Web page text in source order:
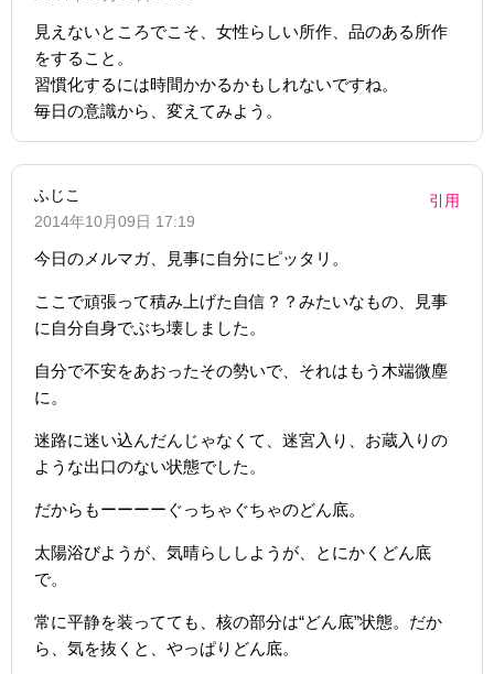
見えないところでこそ、女性らしい所作、品のある所作
をすること。
習慣化するには時間かかるかもしれないですね。
毎日の意識から、変えてみよう。
ふじこ
2014年10月09日 17:19
引用
今日のメルマガ、見事に自分にピッタリ。
ここで頑張って積み上げた自信？？みたいなもの、見事
に自分自身でぶち壊しました。
自分で不安をあおったその勢いで、それはもう木端微塵
に。
迷路に迷い込んだんじゃなくて、迷宮入り、お蔵入りの
ような出口のない状態でした。
だからもーーーーぐっちゃぐちゃのどん底。
太陽浴びようが、気晴らししようが、とにかくどん底
で。
常に平静を装ってても、核の部分は“どん底”状態。だか
ら、気を抜くと、やっぱりどん底。